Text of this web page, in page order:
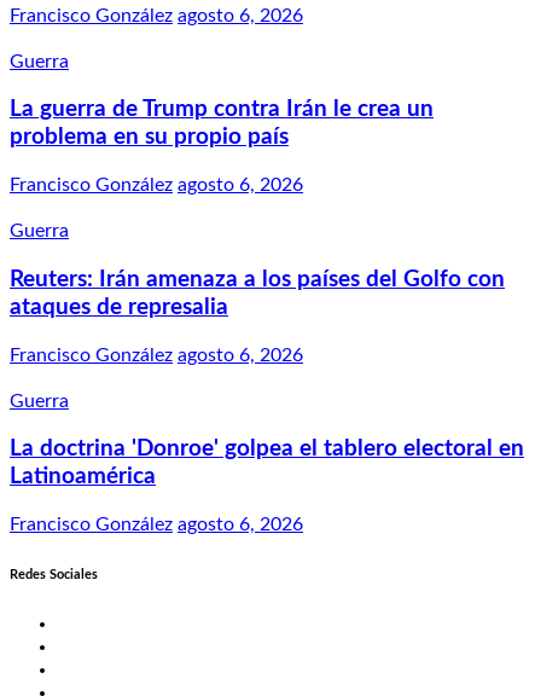
Francisco González agosto 6, 2026
Guerra
La guerra de Trump contra Irán le crea un
problema en su propio país
Francisco González agosto 6, 2026
Guerra
Reuters: Irán amenaza a los países del Golfo con
ataques de represalia
Francisco González agosto 6, 2026
Guerra
La doctrina 'Donroe' golpea el tablero electoral en
Latinoamérica
Francisco González agosto 6, 2026
Redes Sociales